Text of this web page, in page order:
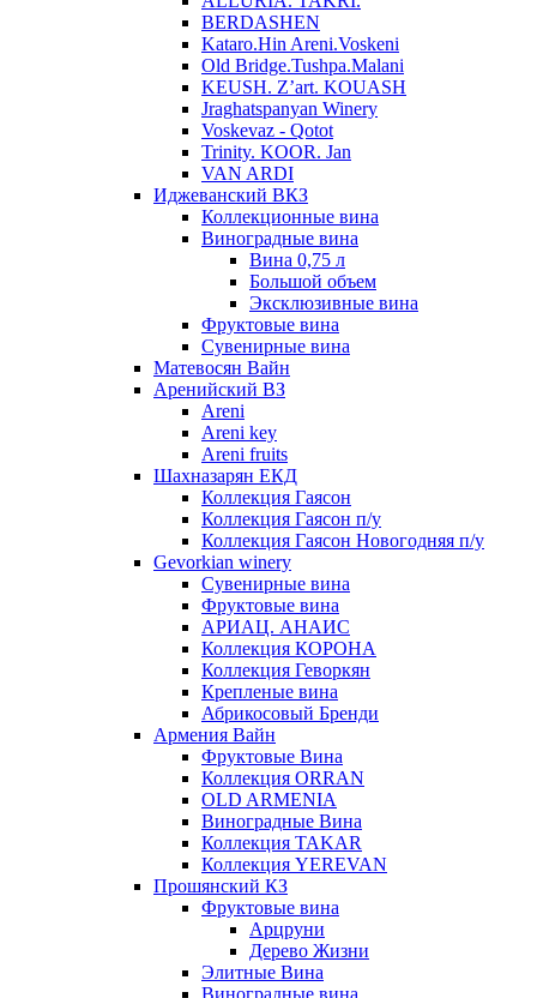
BERDASHEN
Kataro.Hin Areni.Voskeni
Old Bridge.Tushpa.Malani
KEUSH. Z’art. KOUASH
Jraghatspanyan Winery
Voskevaz - Qotot
Trinity. KOOR. Jan
VAN ARDI
Иджеванский ВКЗ
Коллекционные вина
Виноградные вина
Вина 0,75 л
Большой объем
Эксклюзивные вина
Фруктовые вина
Cувенирные вина
Матевосян Вайн
Аренийский ВЗ
Areni
Areni key
Areni fruits
Шахназарян ЕКД
Коллекция Гаясон
Коллекция Гаясон п/у
Коллекция Гаясон Новогодняя п/у
Gevorkian winery
Сувенирные вина
Фруктовые вина
АРИАЦ. АНАИС
Коллекция КОРОНА
Коллекция Геворкян
Крепленые вина
Абрикосовый Бренди
Армения Вайн
Фруктовые Вина
Коллекция ORRAN
OLD ARMENIA
Виноградные Вина
Коллекция TAKAR
Коллекция YEREVAN
Прошянский КЗ
Фруктовые вина
Арцруни
Дерево Жизни
Элитные Вина
Виноградные вина